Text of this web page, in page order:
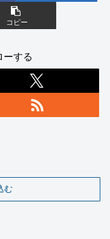
コピー
ーする
む